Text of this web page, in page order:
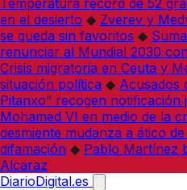
Temperatura récord de 52
en el desierto ◆ Zverev y
se queda sin favoritos ◆
renunciar al Mundial 2030
Crisis migratoria en Ceuta y
situación política ◆ Acusados
Pitanxo” recogen notificación
Mohamed VI en medio de la
desmiente mudanza a ático
difamación ◆ Pablo Martínez
Alcaraz
DiarioDigital.es